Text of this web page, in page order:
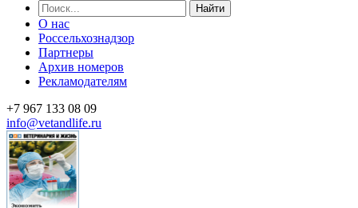
Найти
О нас
Россельхознадзор
Партнеры
Архив номеров
Рекламодателям
+7 967 133 08 09
info@vetandlife.ru